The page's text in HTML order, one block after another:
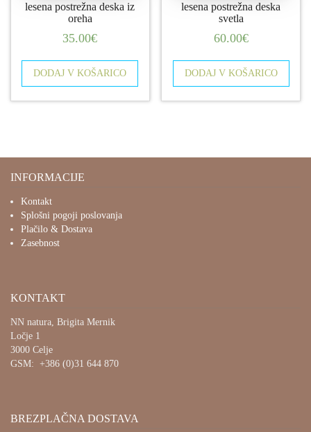
lesena postrežna deska iz
oreha
35.00€
DODAJ V KOŠARICO
lesena postrežna deska
svetla
60.00€
DODAJ V KOŠARICO
INFORMACIJE
Kontakt
Splošni pogoji poslovanja
Plačilo & Dostava
Zasebnost
KONTAKT
NN natura, Brigita Mernik
Ločje 1
3000 Celje
GSM: +386 (0)31 644 870
BREZPLAČNA DOSTAVA